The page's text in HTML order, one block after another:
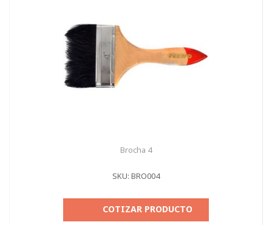
Brocha 4
SKU: BRO004
COTIZAR PRODUCTO